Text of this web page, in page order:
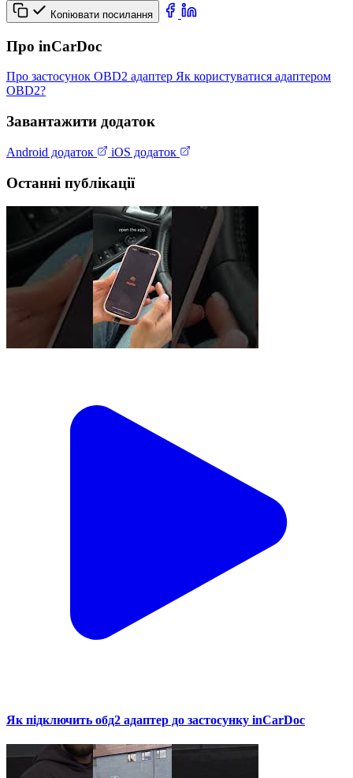
Копіювати посилання
Про inCarDoc
Про застосунок OBD2 адаптер Як користуватися адаптером
OBD2?
Завантажити додаток
Android додаток iOS додаток
Останні публікації
Як підключить обд2 адаптер до застосунку inCarDoc